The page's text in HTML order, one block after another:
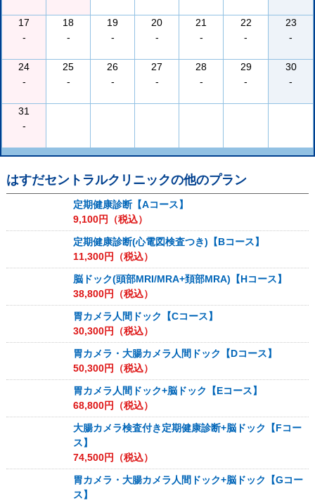
17
-
18
-
19
-
20
-
21
-
22
-
23
-
24
-
25
-
26
-
27
-
28
-
29
-
30
-
31
-
はすだセントラルクリニックの他のプラン
定期健康診断【Aコース】
9,100円（税込）
定期健康診断(心電図検査つき)【Bコース】
11,300円（税込）
脳ドック(頭部MRI/MRA+頚部MRA)【Hコース】
38,800円（税込）
胃カメラ人間ドック【Cコース】
30,300円（税込）
胃カメラ・大腸カメラ人間ドック【Dコース】
50,300円（税込）
胃カメラ人間ドック+脳ドック【Eコース】
68,800円（税込）
大腸カメラ検査付き定期健康診断+脳ドック【Fコー
ス】
74,500円（税込）
胃カメラ・大腸カメラ人間ドック+脳ドック【Gコー
ス】